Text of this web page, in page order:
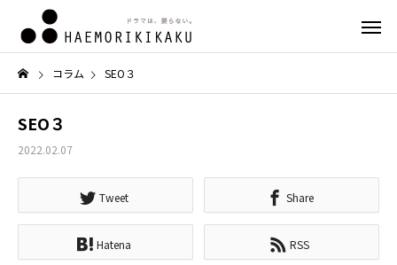
コラム SEO３
SEO３
2022.02.07
Tweet Share
Hatena RSS